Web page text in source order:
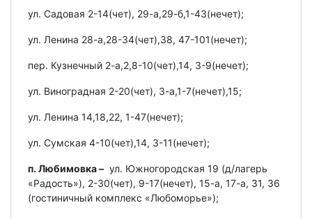
ул. Садовая 2-14(чет), 29-а,29-б,1-43(нечет);
ул. Ленина 28-а,28-34(чет),38, 47-101(нечет);
пер. Кузнечный 2-а,2,8-10(чет),14, 3-9(нечет);
ул. Виноградная 2-20(чет), 3-а,1-7(нечет),15;
ул. Ленина 14,18,22, 1-47(нечет);
ул. Сумская 4-10(чет),14, 3-11(нечет);
п. Любимовка– ул. Южногородская 19 (д/лагерь
«Радость»), 2-30(чет), 9-17(нечет), 15-а, 17-а, 31, 36
(гостиничный комплекс «Любоморье»);